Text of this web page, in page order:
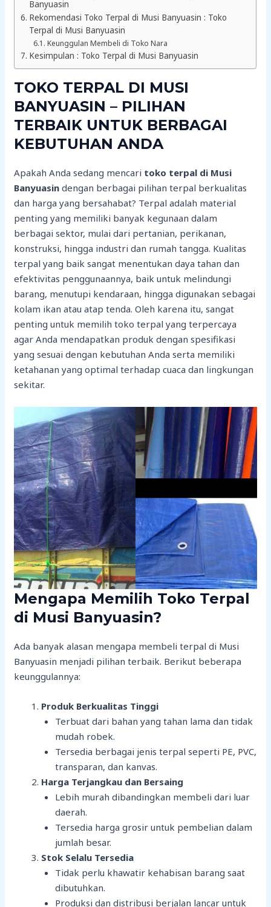
Banyuasin
Rekomendasi Toko Terpal di Musi Banyuasin : Toko
Terpal di Musi Banyuasin
Keunggulan Membeli di Toko Nara
Kesimpulan : Toko Terpal di Musi Banyuasin
TOKO TERPAL DI MUSI
BANYUASIN – PILIHAN
TERBAIK UNTUK BERBAGAI
KEBUTUHAN ANDA
Apakah Anda sedang mencari toko terpal di Musi
Banyuasin dengan berbagai pilihan terpal berkualitas
dan harga yang bersahabat? Terpal adalah material
penting yang memiliki banyak kegunaan dalam
berbagai sektor, mulai dari pertanian, perikanan,
konstruksi, hingga industri dan rumah tangga. Kualitas
terpal yang baik sangat menentukan daya tahan dan
efektivitas penggunaannya, baik untuk melindungi
barang, menutupi kendaraan, hingga digunakan sebagai
kolam ikan atau atap tenda. Oleh karena itu, sangat
penting untuk memilih toko terpal yang terpercaya
agar Anda mendapatkan produk dengan spesifikasi
yang sesuai dengan kebutuhan Anda serta memiliki
ketahanan yang optimal terhadap cuaca dan lingkungan
sekitar.
Mengapa Memilih Toko Terpal
di Musi Banyuasin?
Ada banyak alasan mengapa membeli terpal di Musi
Banyuasin menjadi pilihan terbaik. Berikut beberapa
keunggulannya:
Produk Berkualitas Tinggi
Terbuat dari bahan yang tahan lama dan tidak
mudah robek.
Tersedia berbagai jenis terpal seperti PE, PVC,
transparan, dan kanvas.
Harga Terjangkau dan Bersaing
Lebih murah dibandingkan membeli dari luar
daerah.
Tersedia harga grosir untuk pembelian dalam
jumlah besar.
Stok Selalu Tersedia
Tidak perlu khawatir kehabisan barang saat
dibutuhkan.
Produksi dan distribusi berjalan lancar untuk